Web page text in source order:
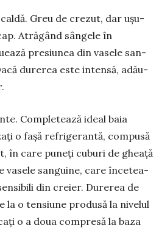
Greu de cre­zut, dar ușu­
Atră­gând sân­gele în
presiunea din vasele san­
du­rerea este intensă, adău­
Completează ideal baia
o fașă refri­gerantă, compusă
care pu­neți cuburi de gheață
vasele san­guine, care încetea­
din creier. Durerea de
la o ten­siune pro­dusă la nivelul
o a doua compresă la baza